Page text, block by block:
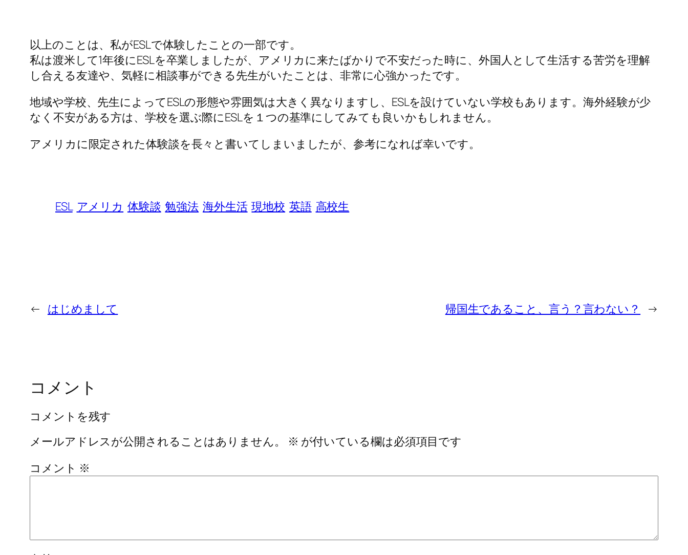
以上のことは、私がESLで体験したことの一部です。
私は渡米して1年後にESLを卒業しましたが、アメリカに来たばかりで不安だった時に、外国人として生活する苦労を理解
し合える友達や、気軽に相談事ができる先生がいたことは、非常に心強かったです。
地域や学校、先生によってESLの形態や雰囲気は大きく異なりますし、ESLを設けていない学校もあります。海外経験が少
なく不安がある方は、学校を選ぶ際にESLを１つの基準にしてみても良いかもしれません。
アメリカに限定された体験談を長々と書いてしまいましたが、参考になれば幸いです。
ESL アメリカ 体験談 勉強法 海外生活 現地校 英語 高校生
← はじめまして 帰国生であること、言う？言わない？ →
コメント
コメントを残す
メールアドレスが公開されることはありません。
※ が付いている欄は必須項目です
コメント ※